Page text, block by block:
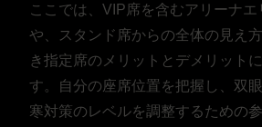
ここでは、VIP席を含むアリーナ
や、スタンド席からの全体の見え
き指定席のメリットとデメリット
す。自分の座席位置を把握し、双
寒対策のレベルを調整するための